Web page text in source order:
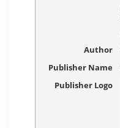
Author
Publisher Name
Publisher Logo